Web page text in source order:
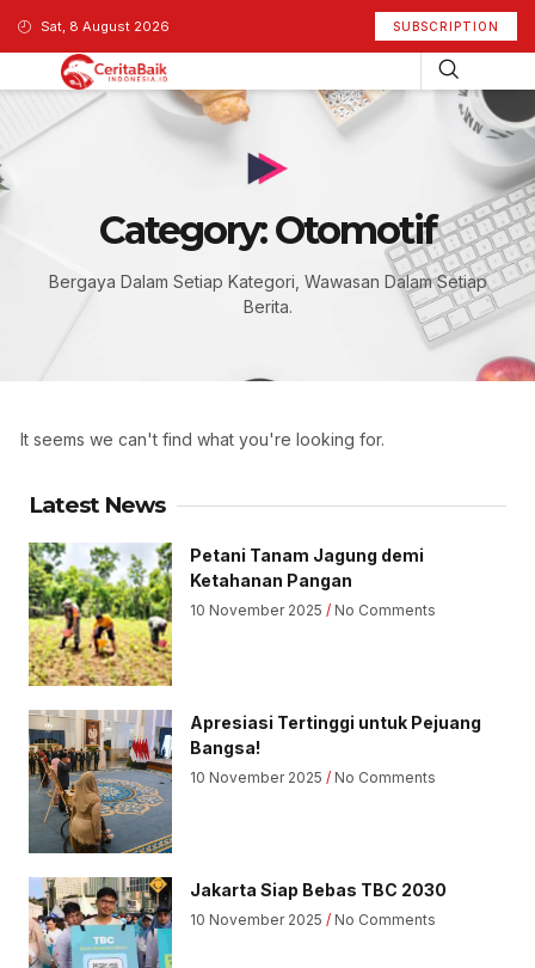
Sat, 8 August 2026 SUBSCRIPTION
Category: Otomotif
Bergaya Dalam Setiap Kategori, Wawasan Dalam Setiap
Berita.
It seems we can't find what you're looking for.
Latest News
Petani Tanam Jagung demi
Ketahanan Pangan
10 November 2025 No Comments
Apresiasi Tertinggi untuk Pejuang
Bangsa!
10 November 2025 No Comments
Jakarta Siap Bebas TBC 2030
10 November 2025 No Comments